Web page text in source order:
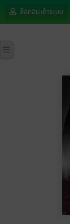
ล็อกอินเข้าระบบ